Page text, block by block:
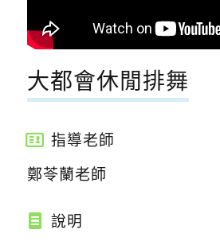
大都會休閒排舞
指導老師
鄭苓蘭老師
說明